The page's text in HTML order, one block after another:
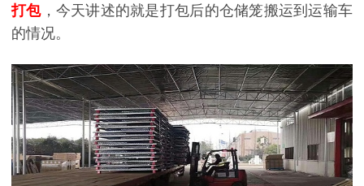
打包，今天讲述的就是打包后的仓储笼搬运到运输车
的情况。